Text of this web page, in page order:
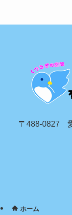
〒488-0827
ホーム